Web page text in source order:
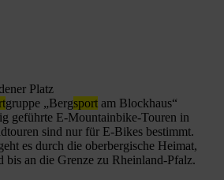
Platz
gruppe „Bergsport am Blockhaus“
geführte E-Mountainbike-Touren in
sind nur für E-Bikes bestimmt.
es durch die oberbergische Heimat,
bis an die Grenze zu Rheinland-Pfalz.